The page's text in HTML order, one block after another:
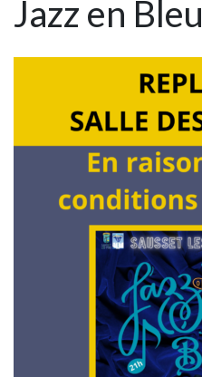
Jazz en Bleu